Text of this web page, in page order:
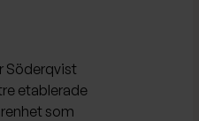
Söderqvist
etablerade
som